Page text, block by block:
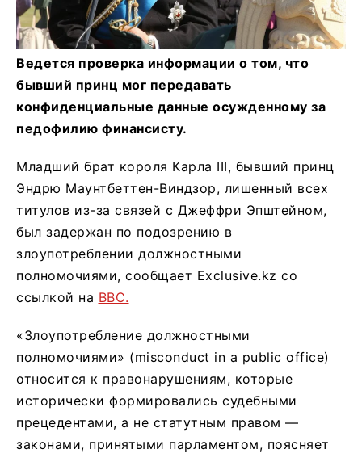
Ведется проверка информации о том, что
бывший принц мог передавать
конфиденциальные данные осужденному за
педофилию финансисту.
Младший брат короля Карла III, бывший принц
Эндрю Маунтбеттен-Виндзор, лишенный всех
титулов из-за связей с Джеффри Эпштейном,
был задержан по подозрению в
злоупотреблении должностными
полномочиями, сообщает Exclusive.kz со
ссылкой на BBC.
«Злоупотребление должностными
полномочиями» (misconduct in a public office)
относится к правонарушениям, которые
исторически формировались судебными
прецедентами, а не статутным правом —
законами, принятыми парламентом, поясняет